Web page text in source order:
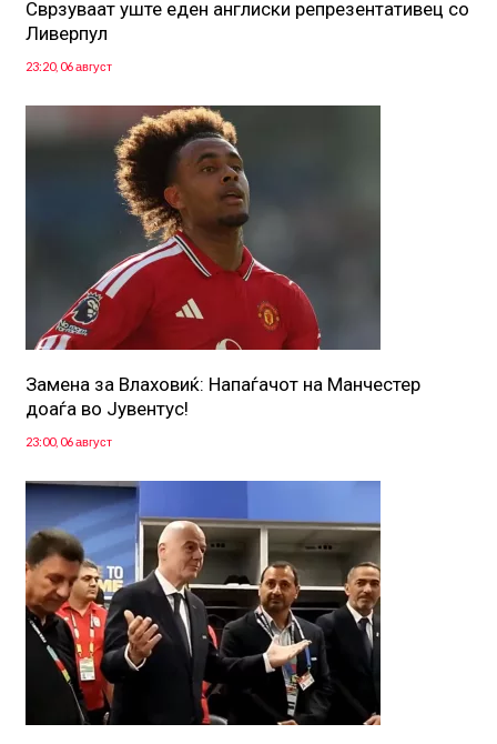
Сврзуваат уште еден англиски репрезентативец со
Ливерпул
23:20, 06 август
Замена за Влаховиќ: Напаѓачот на Манчестер
доаѓа во Јувентус!
23:00, 06 август